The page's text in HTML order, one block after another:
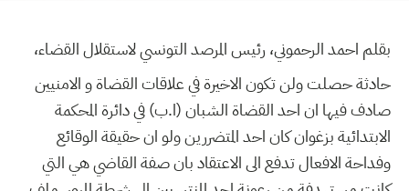
بقلم احمد الرحموني، رئيس المرصد التونسي لاستقلال القضاء،
حادثة حصلت ولن تكون الاخيرة في علاقات القضاة و الامنيين
صادف فيها ان احد القضاة الشبان (ا.ب) في دائرة المحكمة
الابتدائية بزغوان كان احد المتضررين ولو ان حقيقة الوقائع
وفداحة الافعال تدفع الى الاعتقاد بان صفة القاضي هي التي